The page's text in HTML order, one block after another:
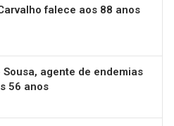
falece aos 88 anos
agente de endemias
56 anos